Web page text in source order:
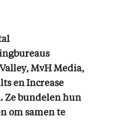
MvH Media,
en Increase
Ze bundelen hun
om samen te